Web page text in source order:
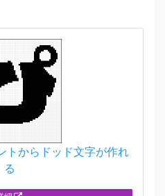
トからドッド文字が作れ
る